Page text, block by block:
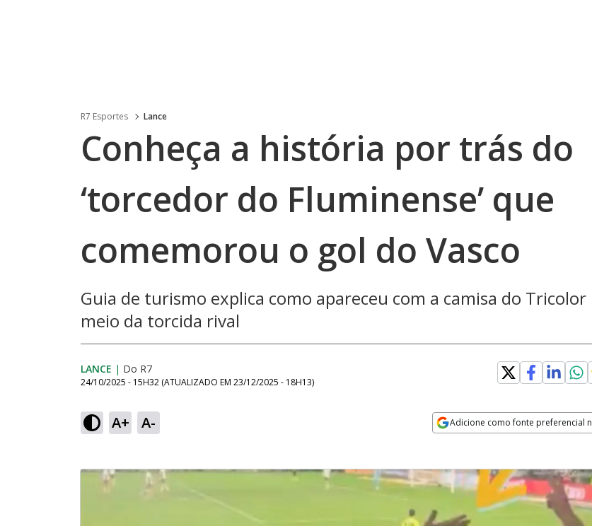
R7 Esportes Lance
Conheça a história por trás do
‘torcedor do Fluminense’ que
comemorou o gol do Vasco
Guia de turismo explica como apareceu com a camisa do Tricolor
meio da torcida rival
LANCE | Do R7
24/10/2025 - 15H32 (ATUALIZADO EM 23/12/2025 - 18H13)
A+ A- Adicione como fonte preferencial